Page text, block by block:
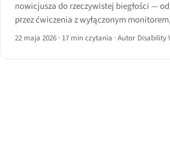
nowicjusza do rzeczywistej biegłości —
przez ćwiczenia z wyłączonym
deweloperskie, których prawie nikt nie
22 maja 2026 · 17 min czytania ·Autor Disability